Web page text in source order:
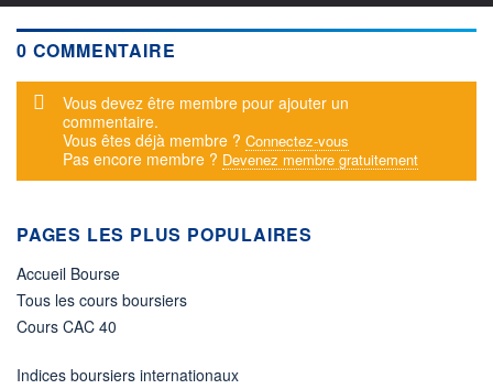
0 COMMENTAIRE
Message d'alerte
Vous devez être membre pour ajouter un
commentaire.
Vous êtes déjà membre ? Connectez-vous
Pas encore membre ? Devenez membre gratuitement
PAGES LES PLUS POPULAIRES
Accueil Bourse
Tous les cours boursiers
Cours CAC 40
Indices boursiers internationaux